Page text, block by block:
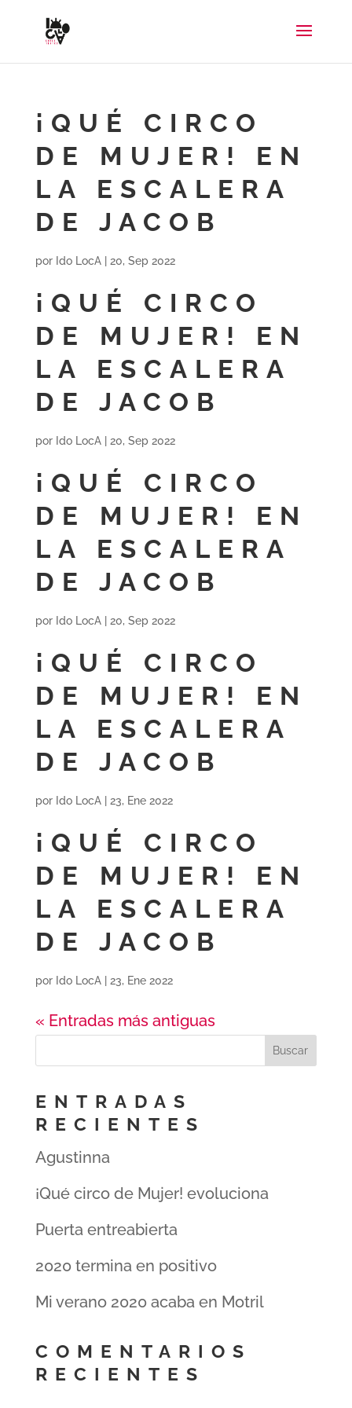
¡QUÉ CIRCO
DE MUJER! EN
LA ESCALERA
DE JACOB
por Ido LocA| 20, Sep 2022
¡QUÉ CIRCO
DE MUJER! EN
LA ESCALERA
DE JACOB
por Ido LocA| 20, Sep 2022
¡QUÉ CIRCO
DE MUJER! EN
LA ESCALERA
DE JACOB
por Ido LocA| 20, Sep 2022
¡QUÉ CIRCO
DE MUJER! EN
LA ESCALERA
DE JACOB
por Ido LocA| 23, Ene 2022
¡QUÉ CIRCO
DE MUJER! EN
LA ESCALERA
DE JACOB
por Ido LocA| 23, Ene 2022
« Entradas más antiguas
ENTRADAS
RECIENTES
Agustinna
¡Qué circo de Mujer! evoluciona
Puerta entreabierta
2020 termina en positivo
Mi verano 2020 acaba en Motril
COMENTARIOS
RECIENTES